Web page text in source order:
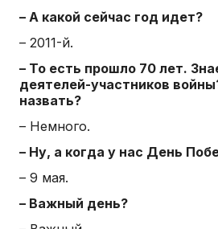
– А какой сейчас год идет?
– 2011-й.
– То есть прошло 70 лет.
деятелей-участников
назвать?
– Немного.
– Ну, а когда у нас День
– 9 мая.
– Важный день?